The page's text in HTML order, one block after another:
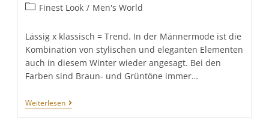
Beitrags-
Finest Look / Men's World
Lässig x klassisch = Trend. In der Männermode ist die
Kombination von stylischen und eleganten Elementen
auch in diesem Winter wieder angesagt. Bei den
Farben sind Braun- und Grüntöne immer…
WeiterlesenFASHION
MEN